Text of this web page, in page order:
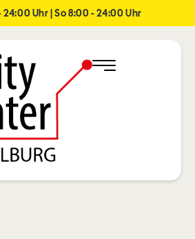
24:00 Uhr | So 8:00 - 24:00 Uhr